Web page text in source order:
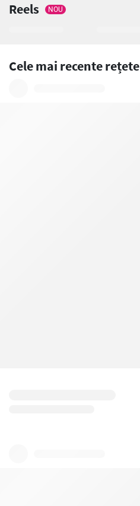
Reels NOU
Cele mai recente rețete